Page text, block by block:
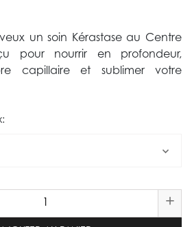
un soin Kérastase au Centre
pour nourrir en profondeur,
capillaire et sublimer votre
+